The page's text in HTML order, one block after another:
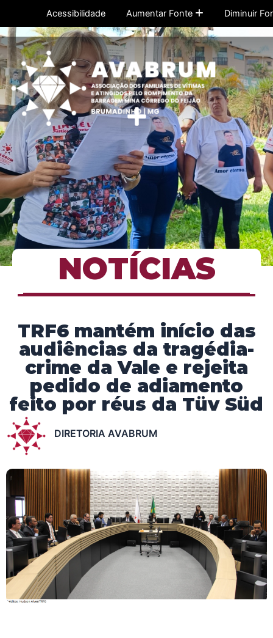
o
conteúdo
Acessibilidade Aumentar Fonte Diminuir
Menu
NOTÍCIAS
TRF6 mantém início das
audiências da tragédia-
crime da Vale e rejeita
pedido de adiamento
feito por réus da Tüv Süd
DIRETORIA AVABRUM